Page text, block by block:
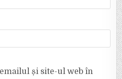
și site-ul web în